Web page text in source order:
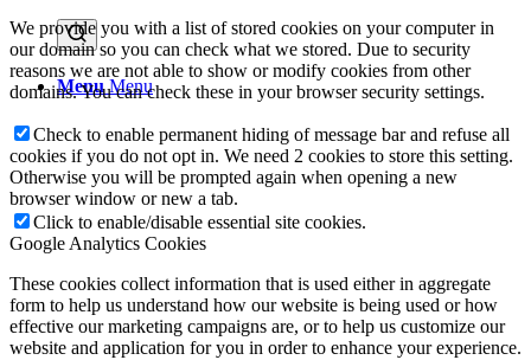
Menu Menu
We provide you with a list of stored cookies on your computer in
our domain so you can check what we stored. Due to security
reasons we are not able to show or modify cookies from other
domains. You can check these in your browser security settings.
Check to enable permanent hiding of message bar and refuse all
cookies if you do not opt in. We need 2 cookies to store this setting.
Otherwise you will be prompted again when opening a new
browser window or new a tab.
Click to enable/disable essential site cookies.
Google Analytics Cookies
These cookies collect information that is used either in aggregate
form to help us understand how our website is being used or how
effective our marketing campaigns are, or to help us customize our
website and application for you in order to enhance your experience.